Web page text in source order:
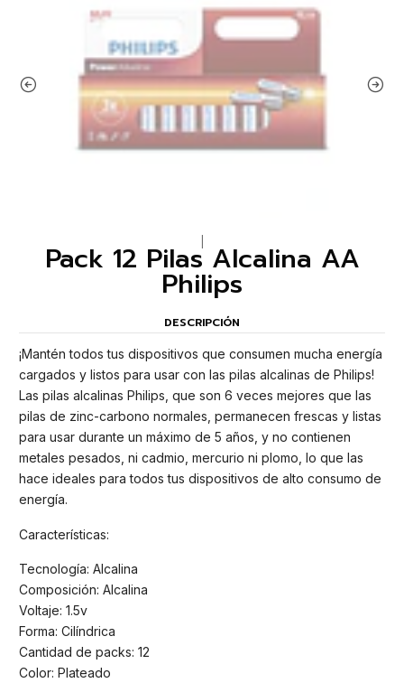
Pack 12 Pilas Alcalina AA
Philips
DESCRIPCIÓN
¡Mantén todos tus dispositivos que consumen mucha energía
cargados y listos para usar con las pilas alcalinas de Philips!
Las pilas alcalinas Philips, que son 6 veces mejores que las
pilas de zinc-carbono normales, permanecen frescas y listas
para usar durante un máximo de 5 años, y no contienen
metales pesados, ni cadmio, mercurio ni plomo, lo que las
hace ideales para todos tus dispositivos de alto consumo de
energía.
Características:
Tecnología: Alcalina
Composición: Alcalina
Voltaje: 1.5v
Forma: Cilíndrica
Cantidad de packs: 12
Color: Plateado